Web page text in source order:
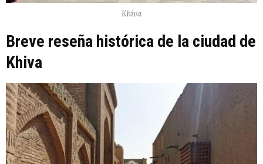
Khiva
Breve reseña histórica de la ciudad de
Khiva